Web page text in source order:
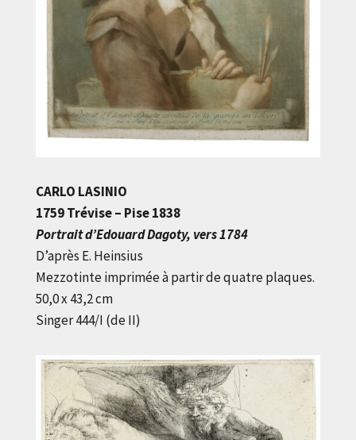
CARLO LASINIO
1759 Trévise – Pise 1838
Portrait d’Edouard Dagoty, vers 1784
D’après E. Heinsius
Mezzotinte imprimée à partir de quatre plaques.
50,0 x 43,2 cm
Singer 444/I (de II)